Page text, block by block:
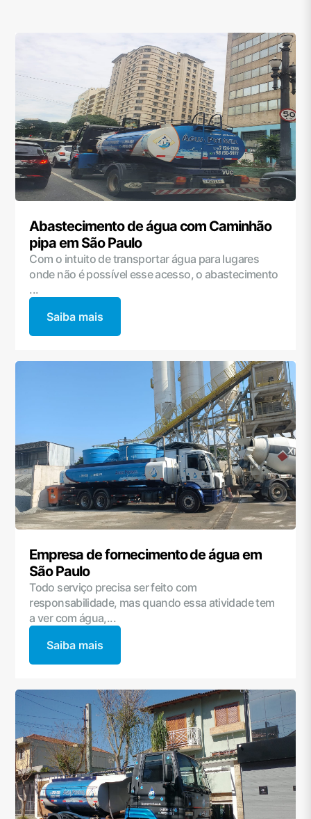
Abastecimento de água com Caminhão
pipa em São Paulo
Com o intuito de transportar água para lugares
onde não é possível esse acesso, o abastecimento
...
Saiba mais
Empresa de fornecimento de água em
São Paulo
Todo serviço precisa ser feito com
responsabilidade, mas quando essa atividade tem
a ver com água,...
Saiba mais